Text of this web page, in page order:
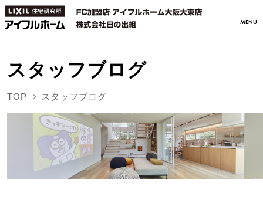
MENU
スタッフブログ
TOP スタッフブログ